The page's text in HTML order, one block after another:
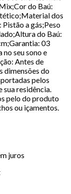
do Baú:
dos
a gás;Peso
do Baú:
03
seu sono e
Antes de
dimensões do
pelos
sua residência.
pelo do produto
ou içamentos.
juros